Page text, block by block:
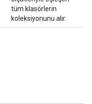
tüm klasörlerin
koleksiyonunu alır.